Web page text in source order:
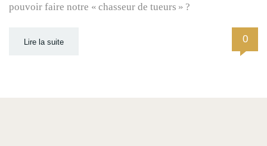
pouvoir faire notre « chasseur de tueurs » ?
Lire la suite 0